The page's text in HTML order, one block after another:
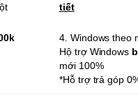
tiết
4. Windows theo
Hộ trợ Windows
mới 100%
*Hỗ trợ trả góp